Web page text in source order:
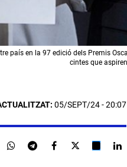
país en la 97 edició dels Premis
cintes que
05/SEPT/24 - 20:07